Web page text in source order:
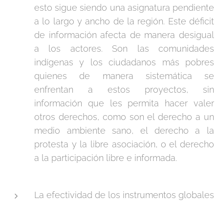
esto sigue siendo una asignatura pendiente
a lo largo y ancho de la región. Este déficit
de información afecta de manera desigual
a los actores. Son las comunidades
indígenas y los ciudadanos más pobres
quienes de manera sistemática se
enfrentan a estos proyectos, sin
información que les permita hacer valer
otros derechos, como son el derecho a un
medio ambiente sano, el derecho a la
protesta y la libre asociación, o el derecho
a la participación libre e informada.
La efectividad de los instrumentos globales